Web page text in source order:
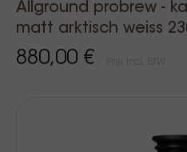
Allground probrew -
matt arktisch weiss
880,00 €